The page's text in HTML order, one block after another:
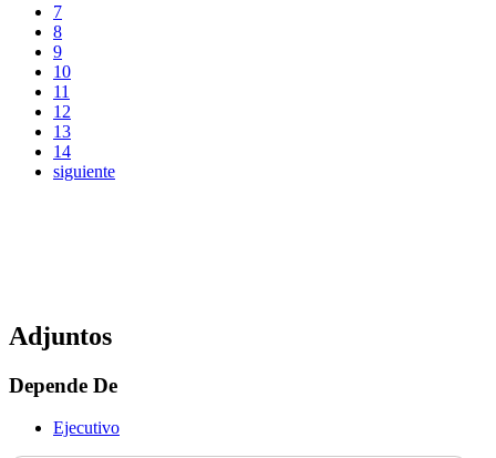
7
8
9
10
11
12
13
14
siguiente
Adjuntos
Depende De
Ejecutivo